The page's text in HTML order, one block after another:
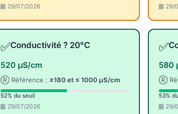
29/07/2026 29/
✅Conductivité ? 20°C
520 µS/cm
Ⓡ Référence : ≥180 et ≤ 1000 µS/cm
52% du seuil
29/07/2026
✅
580
Ⓡ
53%
29/